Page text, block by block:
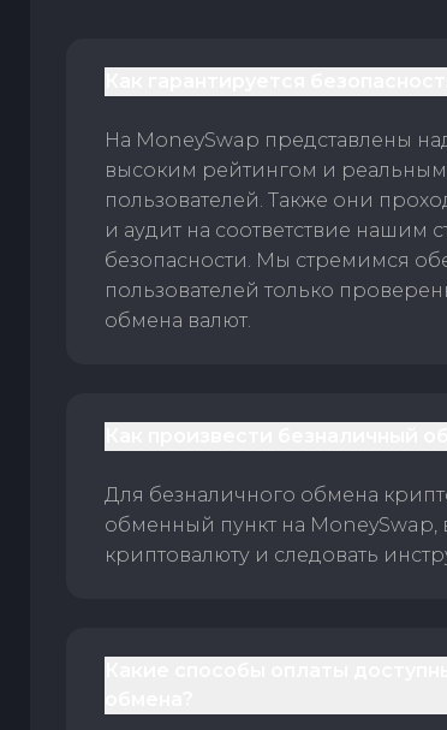
На MoneySwap представлены
высоким рейтингом и
пользователей. Также они
и аудит на соответствие нашим
безопасности. Мы стремимся
пользователей только
обмена валют.
Для безналичного обмена
обменный пункт на MoneySwap,
криптовалюту и следовать